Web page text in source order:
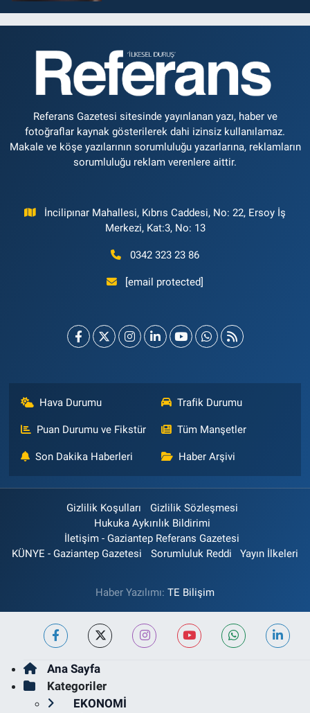
Referans Gazetesi sitesinde yayınlanan yazı, haber ve
fotoğraflar kaynak gösterilerek dahi izinsiz kullanılamaz.
Makale ve köşe yazılarının sorumluluğu yazarlarına, reklamların
sorumluluğu reklam verenlere aittir.
İncilipınar Mahallesi, Kıbrıs Caddesi, No: 22, Ersoy İş
Merkezi, Kat:3, No: 13
0342 323 23 86
[email protected]
Hava Durumu Trafik Durumu
Puan Durumu ve Fikstür Tüm Manşetler
Son Dakika Haberleri Haber Arşivi
Gizlilik Koşulları
Gizlilik Sözleşmesi
Hukuka Aykırılık Bildirimi
İletişim - Gaziantep Referans Gazetesi
KÜNYE - Gaziantep Gazetesi
Sorumluluk Reddi Yayın İlkeleri
Haber Yazılımı: TE Bilişim
Ana Sayfa
Kategoriler
EKONOMİ